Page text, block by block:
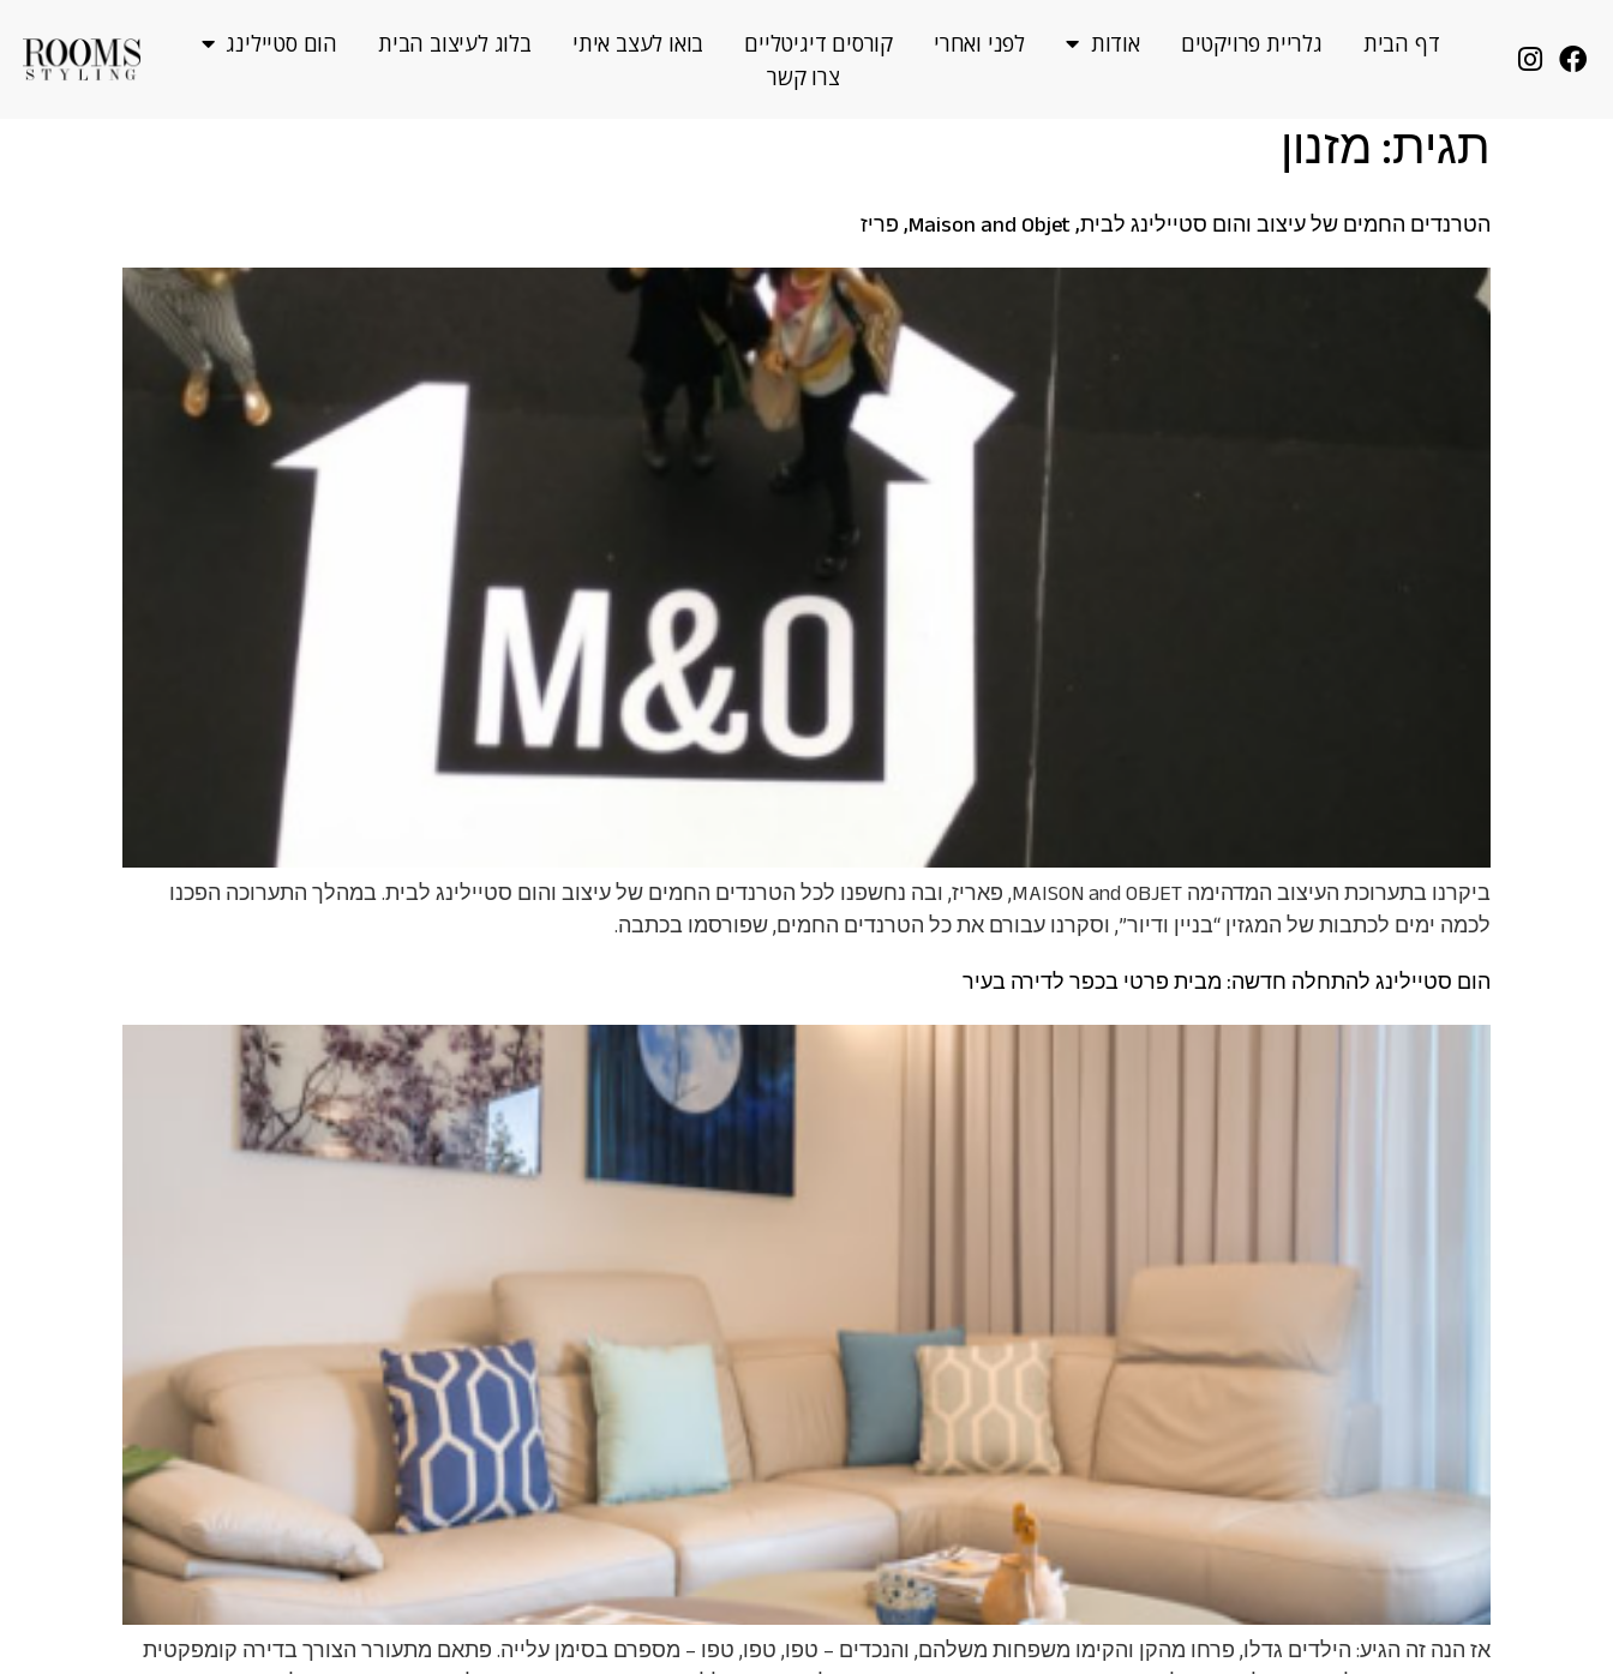
דף הבית גלריית פרויקטים אודות לפני ואחרי קורסים דיגיטליים בואו לעצב איתי בלוג לעיצוב הבית
הום סטיילינג
צרו קשר
תגית:מזנון
הטרנדים החמים של עיצוב והום סטיילינג לבית, Maison and Objet, פריז
ביקרנו בתערוכת העיצוב המדהימה MAISON and OBJET, פאריז, ובה נחשפנו לכל הטרנדים החמים של עיצוב והום סטיילינג לבית. במהלך התערוכה הפכנו
לכמה ימים לכתבות של המגזין “בניין ודיור”, וסקרנו עבורם את כל הטרנדים החמים, שפורסמו בכתבה.
הום סטיילינג להתחלה חדשה: מבית פרטי בכפר לדירה בעיר
אז הנה זה הגיע: הילדים גדלו, פרחו מהקן והקימו משפחות משלהם, והנכדים – טפו, טפו, טפו – מספרם בסימן עלייה. פתאם מתעורר הצורך בדירה קומפקטית